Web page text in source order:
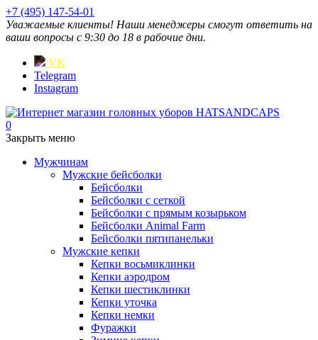
+7 (495) 147-54-01
Уважаемые клиенты! Наши менеджеры смогут ответить на
ваши вопросы с 9:30 до 18 в рабочие дни.
VK
Telegram
Instagram
0
Закрыть меню
Мужчинам
Мужские бейсболки
Бейсболки
Бейсболки с сеткой
Бейсболки с прямым козырьком
Бейсболки Animal Farm
Бейсболки пятипанельки
Мужские кепки
Кепки восьмиклинки
Кепки аэродром
Кепки шестиклинки
Кепки уточка
Кепки немки
Фуражки